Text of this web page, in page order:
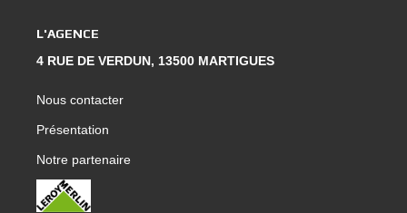
L'AGENCE
4 RUE DE VERDUN, 13500 MARTIGUES
Nous contacter
Présentation
Notre partenaire